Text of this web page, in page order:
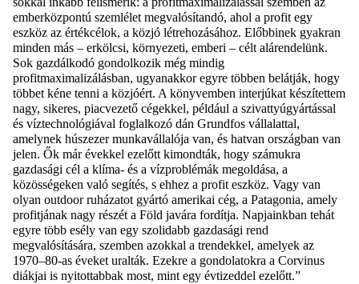
emberközpontú szemlélet megvalósítandó, ahol a profit egy
eszköz az értékcélok, a közjó létrehozásához. Előbbinek gyakran
minden más – erkölcsi, környezeti, emberi – célt alárendelünk.
Sok gazdálkodó gondolkozik még mindig
profitmaximalizálásban, ugyanakkor egyre többen belátják, hogy
többet kéne tenni a közjóért. A könyvemben interjúkat készítettem
nagy, sikeres, piacvezető cégekkel, például a szivattyúgyártással
és víztechnológiával foglalkozó dán Grundfos vállalattal,
amelynek húszezer munkavállalója van, és hatvan országban van
jelen. Ők már évekkel ezelőtt kimondták, hogy számukra
gazdasági cél a klíma- és a vízproblémák megoldása, a
közösségeken való segítés, s ehhez a profit eszköz. Vagy van
olyan outdoorruházatot gyártó amerikai cég, a Patagonia, amely
profitjának nagy részét a Föld javára fordítja. Napjainkban tehát
egyre több esély van egy szolidabb gazdasági rend
megvalósítására, szemben azokkal a trendekkel, amelyek az
1970–80-as éveket uralták. Ezekre a gondolatokra a Corvinus
diákjai is nyitottabbak most, mint egy évtizeddel ezelőtt.”